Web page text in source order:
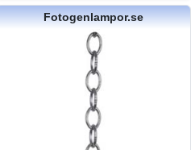
Fotogenlampor.se